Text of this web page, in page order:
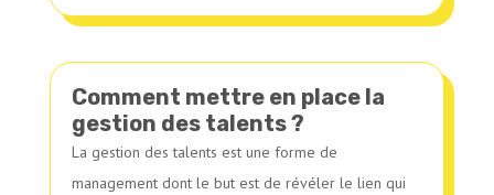
Comment mettre en place la
gestion des talents ?
La gestion des talents est une forme de
management dont le but est de révéler le lien qui